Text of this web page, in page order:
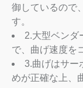
御しているので
す。
2.大型ベンダ
で、曲げ速度を
3.曲げはサー
めが正確な上、